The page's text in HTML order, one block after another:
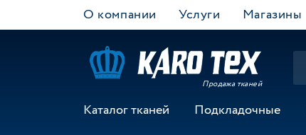
О компании Услуги Магазины
Продажа тканей
Каталог тканей Подкладочные